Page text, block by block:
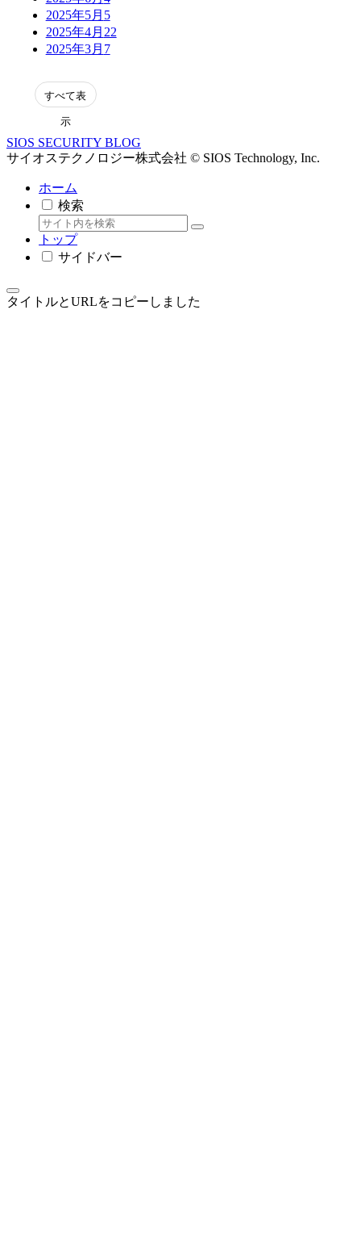
2025年5月 5
2025年4月 22
2025年3月 7
表
示
SIOS SECURITY BLOG
サイオステクノロジー株式会社 © SIOS Technology, Inc.
ホーム
検索
トップ
サイドバー
タイトルとURLをコピーしました